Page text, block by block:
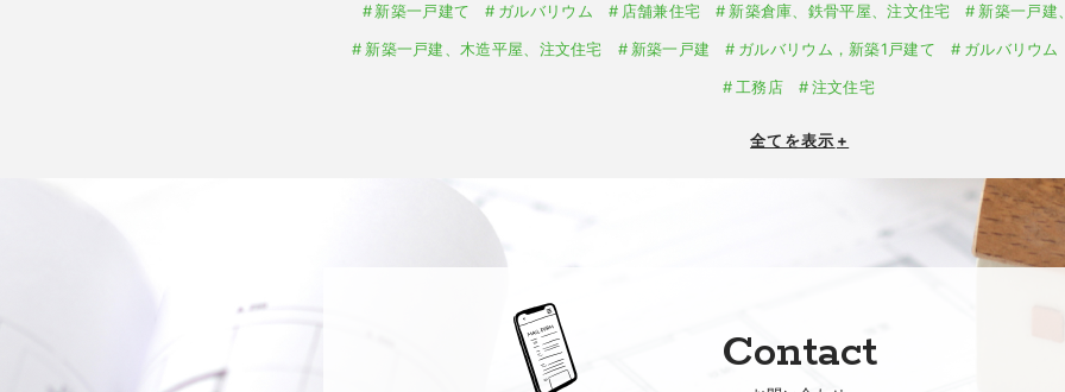
新築一戸建て ガルバリウム 店舗兼住宅 新築倉庫、鉄骨平屋、注文住宅
新築一戸建
新築一戸建、木造平屋、注文住宅
新築一戸建 ガルバリウム，新築1戸建て
ガルバリウム
工務店
注文住宅
全てを表示 +
Contact